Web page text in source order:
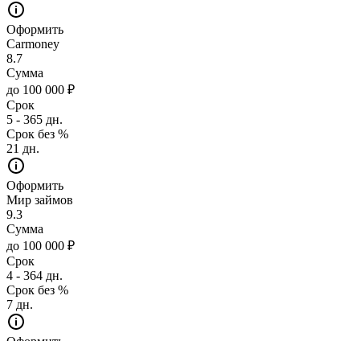
Оформить
Carmoney
8.7
Сумма
до 100 000 ₽
Срок
5 - 365 дн.
Срок без %
21 дн.
Оформить
Мир займов
9.3
Сумма
до 100 000 ₽
Срок
4 - 364 дн.
Срок без %
7 дн.